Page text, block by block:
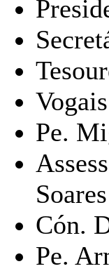
Pe.
Soares
Cón.
Pe.